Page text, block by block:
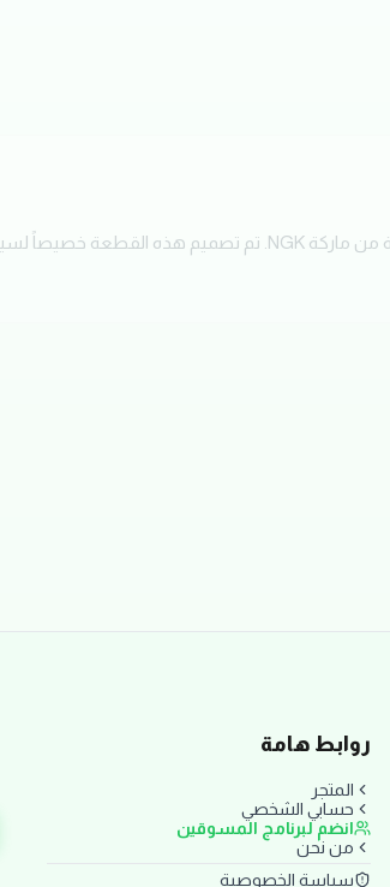
روابط هامة
المتجر
حسابي الشخصي
انضم لبرنامج المسوقين
من نحن
سياسة الخصوصية